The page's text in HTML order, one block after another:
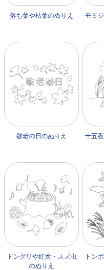
落ち葉や枯葉のぬりえ
モミ
敬老の日のぬりえ
十五
ドングリや紅葉・スズ虫
のぬりえ
トン